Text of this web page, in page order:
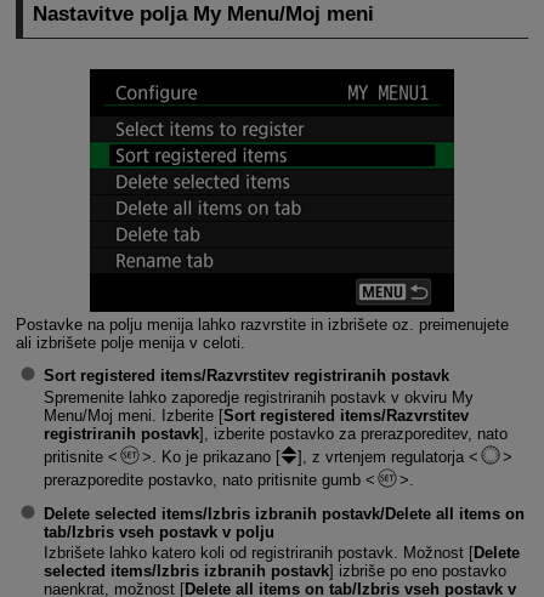
Nastavitve polja My Menu/Moj meni
Postavke na polju menija lahko razvrstite in izbrišete oz. preimenujete
ali izbrišete polje menija v celoti.
Sort registered items/Razvrstitev registriranih postavk
Spremenite lahko zaporedje registriranih postavk v okviru My
Menu/Moj meni. Izberite [Sort registered items/Razvrstitev
registriranih postavk], izberite postavko za prerazporeditev, nato
pritisnite
. Ko je prikazano [
], z vrtenjem regulatorja
prerazporedite postavko, nato pritisnite gumb
Delete selected items/Izbris izbranih postavk/Delete all items on
tab/Izbris vseh postavk v polju
Izbrišete lahko katero koli od registriranih postavk. Možnost [Delete
selected items/Izbris izbranih postavk] izbriše po eno postavko
naenkrat, možnost [Delete all items on tab/Izbris vseh postavk v